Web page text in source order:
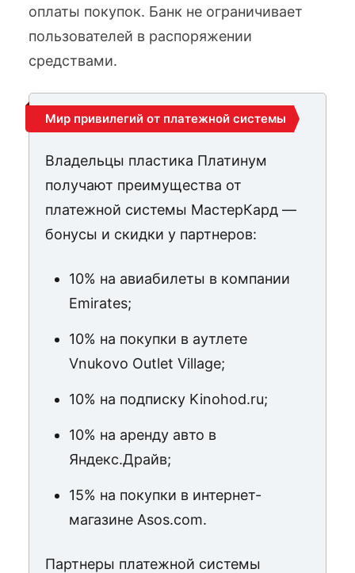
оплаты покупок. Банк не ограничивает
пользователей в распоряжении
средствами.
Мир привилегий от платежной системы
Владельцы пластика Платинум
получают преимущества от
платежной системы МастерКард —
бонусы и скидки у партнеров:
10% на авиабилеты в компании
Emirates;
10% на покупки в аутлете
Vnukovo Outlet Village;
10% на подписку Kinohod.ru;
10% на аренду авто в
Яндекс.Драйв;
15% на покупки в интернет-
магазине Asos.com.
Партнеры платежной системы